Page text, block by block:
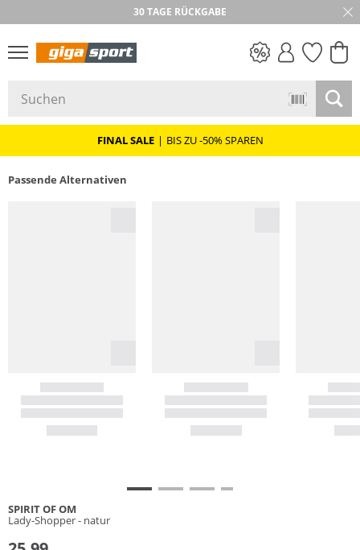
30 TAGE RÜCKGABE
FINAL SALE | BIS ZU -50% SPAREN
Passende Alternativen
SPIRIT OF OM
Lady-Shopper - natur